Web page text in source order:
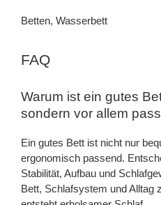
Betten, Wasserbett
FAQ
Warum ist ein gutes
sondern vor allem
Ein gutes Bett ist nicht nur
ergonomisch passend.
Stabilität, Aufbau und
Bett, Schlafsystem und Alltag